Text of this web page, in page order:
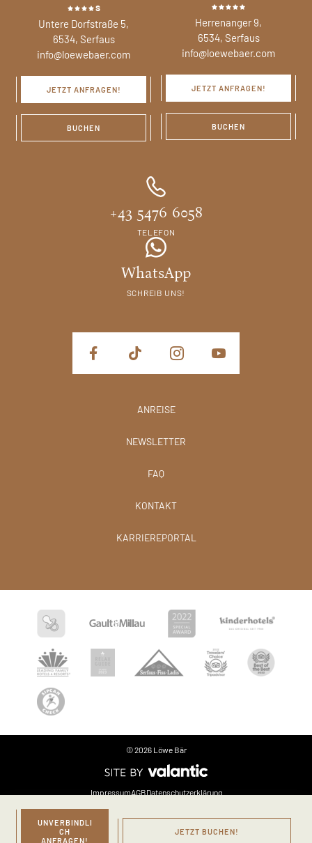
Sprache
UNVERBINDLI
CH
ANFRAGEN!
JETZT BUCHEN!
s
Untere Dorfstraße 5,
6534, Serfaus
info@loewebaer.com
JETZT ANFRAGEN!
BUCHEN
+43 5476 6058
TELEFON
WhatsApp
SCHREIB UNS!
Herrenanger 9,
6534, Serfaus
info@loewebaer.com
JETZT ANFRAGEN!
BUCHEN
ANREISE
NEWSLETTER
FAQ
KONTAKT
KARRIEREPORTAL
© 2026 Löwe Bär
ImpressumAGBDatenschutzerklärung